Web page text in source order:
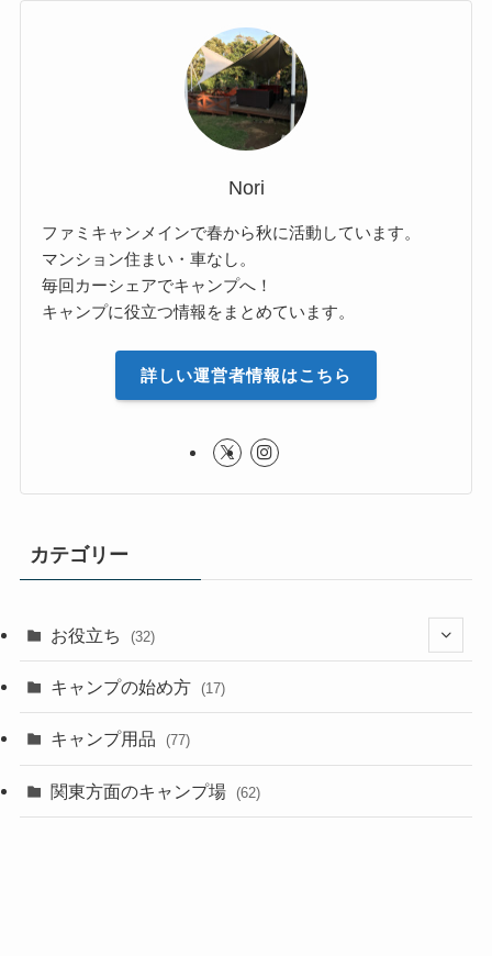
Nori
ファミキャンメインで春から秋に活動しています。
マンション住まい・車なし。
毎回カーシェアでキャンプへ！
キャンプに役立つ情報をまとめています。
詳しい運営者情報はこちら
カテゴリー
お役立ち (32)
(4)
キャンプの始め方 (17)
キャンプ用品 (77)
関東方面のキャンプ場 (62)